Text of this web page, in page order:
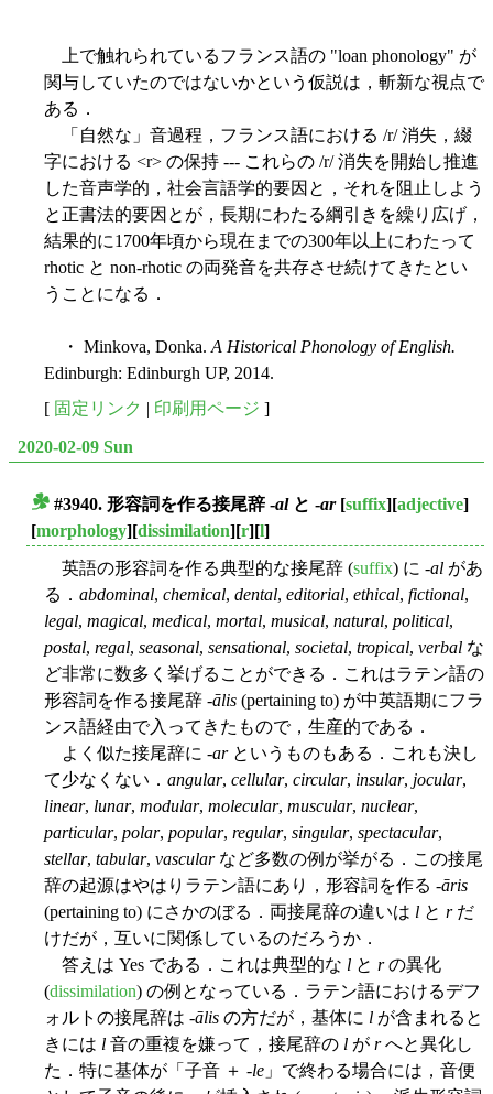
上で触れられているフランス語の "loan phonology" が
関与していたのではないかという仮説は，斬新な視点で
ある．
「自然な」音過程，フランス語における /r/ 消失，綴
字における <r> の保持 --- これらの /r/ 消失を開始し推進
した音声学的，社会言語学的要因と，それを阻止しよう
と正書法的要因とが，長期にわたる綱引きを繰り広げ，
結果的に1700年頃から現在までの300年以上にわたって
rhotic と non-rhotic の両発音を共存させ続けてきたとい
うことになる．
・ Minkova, Donka. A Historical Phonology of English.
Edinburgh: Edinburgh UP, 2014.
[ 固定リンク | 印刷用ページ ]
2020-02-09 Sun
#3940. 形容詞を作る接尾辞 -alと -ar[suffix][adjective]
[morphology][dissimilation][r][l]
英語の形容詞を作る典型的な接尾辞 (suffix) に -al があ
る． abdominal, chemical, dental, editorial, ethical, fictional,
legal, magical, medical, mortal, musical, natural, political,
postal, regal, seasonal, sensational, societal, tropical, verbal な
ど非常に数多く挙げることができる．これはラテン語の
形容詞を作る接尾辞 -ālis (pertaining to) が中英語期にフラ
ンス語経由で入ってきたもので，生産的である．
よく似た接尾辞に -arというものもある．これも決し
て少なくない． angular, cellular, circular, insular, jocular,
linear, lunar, modular, molecular, muscular, nuclear,
particular, polar, popular, regular, singular, spectacular,
stellar, tabular, vascularなど多数の例が挙がる．この接尾
辞の起源はやはりラテン語にあり，形容詞を作る -āris
(pertaining to) にさかのぼる．両接尾辞の違いは l と rだ
けだが，互いに関係しているのだろうか．
答えは Yes である．これは典型的な l と rの異化
(dissimilation) の例となっている．ラテン語におけるデフ
ォルトの接尾辞は -ālis の方だが，基体に l が含まれると
きには l 音の重複を嫌って，接尾辞の l が rへと異化し
た．特に基体が「子音 ＋ -le 」で終わる場合には，音便